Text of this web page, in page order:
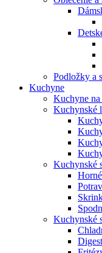
Podložky a
Kuchyne
Kuchyne na
Kuchynské
Kuchynské
Kuchynské